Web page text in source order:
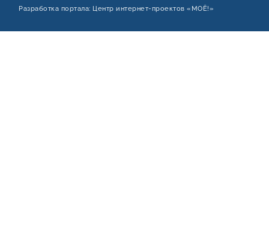
Разработка портала: Центр интернет‑проектов «МОЁ!»